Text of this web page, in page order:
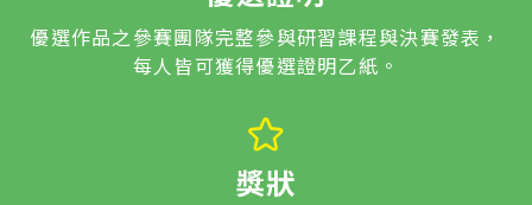
優選作品之參賽團隊完整參與研習課程與決賽發表，
每人皆可獲得優選證明乙紙。
獎狀